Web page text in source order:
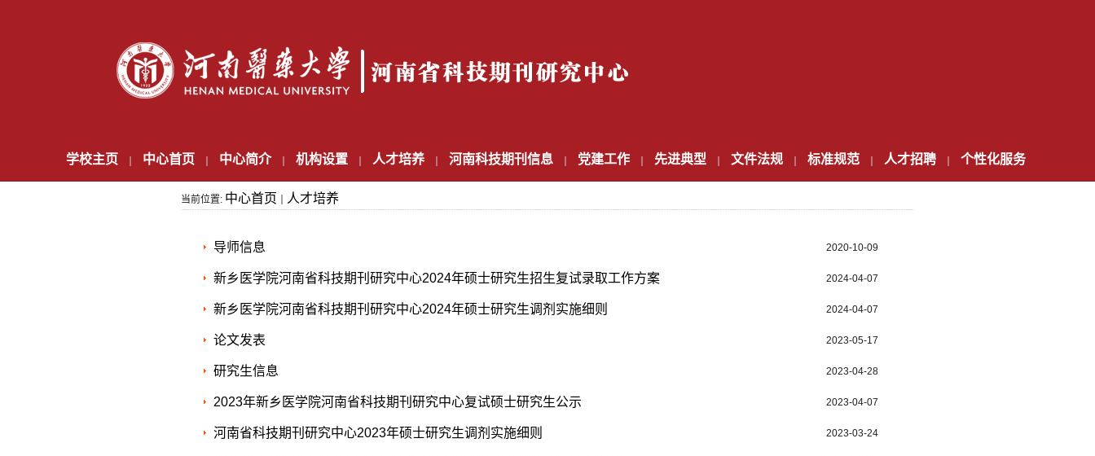
学校主页 中心首页 中心简介 机构设置 人才培养 河南科技期刊信息 党建工作 先进典型 文件法规 标准规范 人才招聘 个性化服务
当前位置: 中心首页 人才培养
导师信息 2020-10-09
新乡医学院河南省科技期刊研究中心2024年硕士研究生招生复试录取工作方案 2024-04-07
新乡医学院河南省科技期刊研究中心2024年硕士研究生调剂实施细则 2024-04-07
论文发表 2023-05-17
研究生信息 2023-04-28
2023年新乡医学院河南省科技期刊研究中心复试硕士研究生公示 2023-04-07
河南省科技期刊研究中心2023年硕士研究生调剂实施细则 2023-03-24